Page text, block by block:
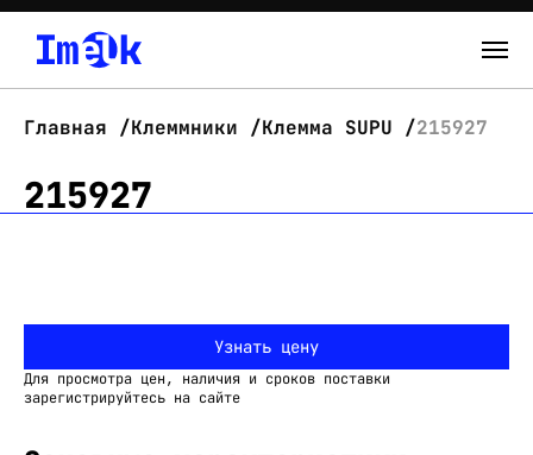
Контакты
Главная Клеммники Клемма SUPU 215927
215927
Узнать цену
Для просмотра цен, наличия и сроков поставки
зарегистрируйтесь на сайте